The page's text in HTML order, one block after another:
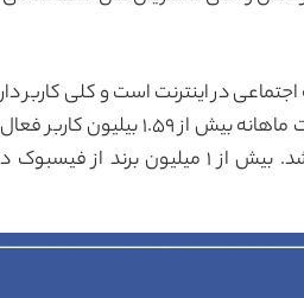
فیسبوک در مدت ۱۲ سال توانست
ارتباط با افراد در سرتاسر دنیا باشد. بیش